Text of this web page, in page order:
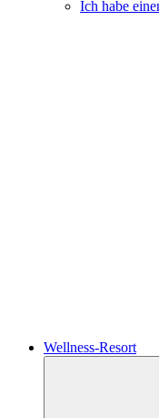
Ich habe
Wellness-Resort